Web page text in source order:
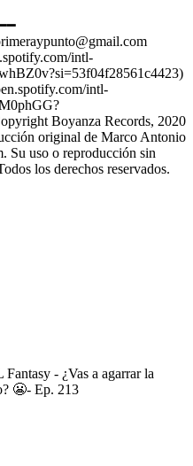
intl-
intl-
Boyanza Records, 2020
original de Marco Antonio
Su uso o reproducción sin
los derechos reservados.
- ¿Vas a agarrar la
😬- Ep. 213